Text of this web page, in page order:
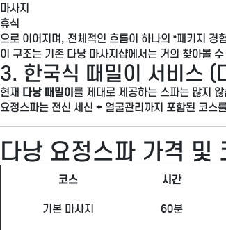
마사지
휴식
으로 이어지며, 전체적인 흐름이 하나의 “패키지 경
이 구조는 기존 다낭 마사지샵에서는 거의 찾아볼
3. 한국식 때밀이 서비스 (
현재 다낭 때밀이를 제대로 제공하는 스파는 많지
요정스파는 전신 세신 + 얼굴관리까지 포함된 코스
다낭 요정스파 가격 및
코스 시간
기본 마사지 60분